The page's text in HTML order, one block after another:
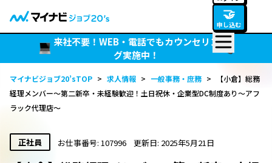
🤝
申し込む
来社不要！WEB・電話でもカウンセリン
グ実施中！
マイナビジョブ20’sTOP > 求人情報 > 一般事務・庶務 >
【小倉】総務
経理メンバー～第二新卒・未経験歓迎！土日祝休・企業型DC制度あり～アフ
ラック代理店～
正社員 お仕事番号: 107996 更新日: 2025年5月21日